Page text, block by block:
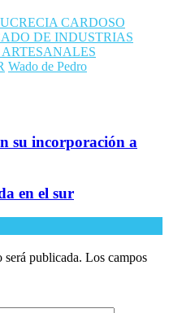
CARDOSO
DE INDUSTRIAS
Wado de Pedro
su incorporación a
en el sur
publicada. Los campos